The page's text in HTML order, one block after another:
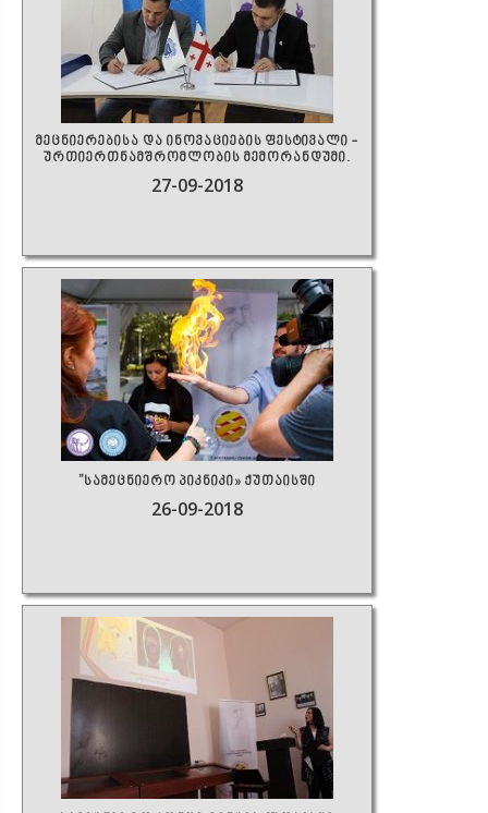
მეცნიერებისა და ინოვაციების ფესტივალი -
ურთიერთნამშრომლობის მემორანდუმი.
27-09-2018
"სამეცნიერო პიკნიკი» ქუთაისში
26-09-2018